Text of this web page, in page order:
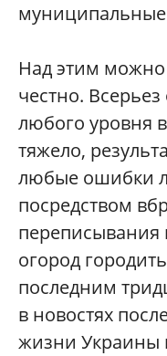
Над этим можно
честно.
любого уровня
тяжело,
любые ошибки
посредством
переписывания
огород
последним
в новостях
жизни Украины